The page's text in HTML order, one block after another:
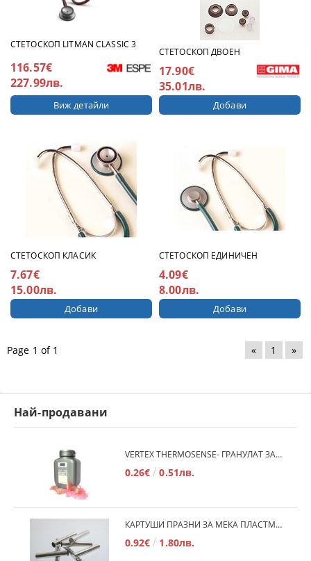
СТЕТОСКОП LITMAN CLASSIC 3
116.57€
227.99лв.
Виж детайли
СТЕТОСКОП ДВОЕН
17.90€
35.01лв.
СТЕТОСКОП КЛАСИК
7.67€
15.00лв.
СТЕТОСКОП ЕДИНИЧЕН
4.09€
8.00лв.
Page 1 of 1 « 1 »
Най-продавани
VERTEX THERMOSENSE- ГРАНУЛАТ ЗА МЕКИ ПРОТЕЗИ
0.26€ 0.51лв.
КАРТУШИ ПРАЗНИ ЗА МЕКА ПЛАСТМАСА
0.92€ 1.80лв.